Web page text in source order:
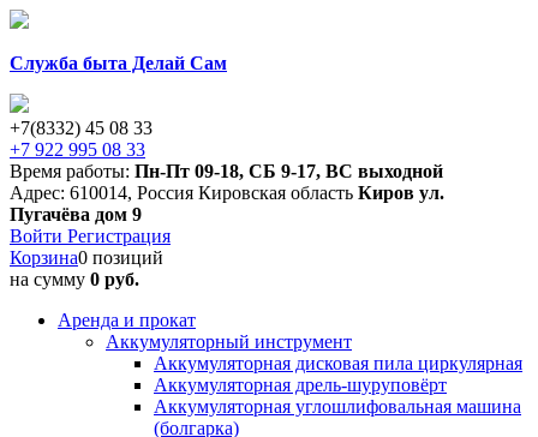
Служба быта Делай Сам
+7(8332) 45 08 33
+7 922 995 08 33
Время работы: Пн-Пт 09-18, СБ 9-17, ВС выходной
Адрес: 610014, Россия Кировская область Киров ул.
Пугачёва дом 9
Войти Регистрация
Корзина0 позиций
на сумму 0 руб.
Аренда и прокат
Аккумуляторный инструмент
Аккумуляторная дисковая пила циркулярная
Аккумуляторная дрель-шуруповёрт
Аккумуляторная углошлифовальная машина
(болгарка)